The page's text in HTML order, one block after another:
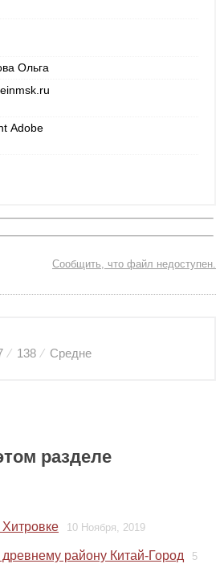
Ольга
Adobe
Сообщить, что файл недоступен.
⁄ 138 ⁄ Средне
разделе
Хитровке 10 Ноября, 2019
древнему району Китай-Город 5